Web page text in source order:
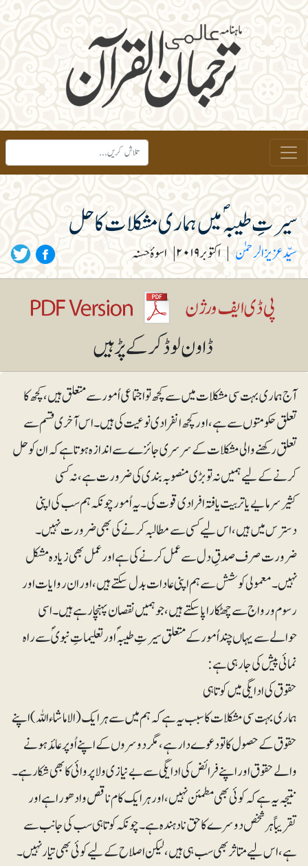
سیرتِ طیبہؐ میں ہماری مشکلات کا حل
سیّد عزیز الرحمٰن | اکتوبر ۲۰۱۹ | اسوۂ حسنہ
آج ہماری بہت سی مشکلات میں سے کچھ تو اجتماعی اُمور سے متعلق ہیں، کچھ کا
تعلق حکومتوں سے ہے، اور کچھ انفرادی نوعیت کی ہیں۔ اس آخری قسم سے
تعلق رکھنے والی مشکلات کے سرسری جائزے سے اندازہ ہوتا ہے کہ ان کو حل
کرنے کے لیے ہمیں نہ تو بڑی منصوبہ بندی کی ضرورت ہے، نہ کسی
کثیرسرمایے یا تربیت یافتہ افرادی قوت کی۔ یہ اُمور چونکہ ہم سب کی اپنی
دسترس میں ہیں، اس لیے کسی سے مطالبہ کرنے کی بھی ضرورت نہیں۔
ضرورت صرف صدقِ دل سے عمل کرنے کی ہے اور عمل بھی زیادہ مشکل
نہیں۔ معمولی کوشش سے ہم اپنی عادات بدل سکتے ہیں، اور ان روایات اور
رسوم و رواج سے چھٹکارا پاسکتے ہیں، جو ہمیں نقصان پہنچا رہے ہیں۔ اسی
حوالے سے یہاں چند اُمور کے متعلق سیرتِ طیبہؐ اور تعلیماتِ نبویؐ سے راہ
نمائی پیش کی جارہی ہے:
حقوق کی ادایگی میں کوتاہی
ہماری بہت سی مشکلات کا سبب یہ ہے کہ ہم میں سے ہر ایک (الا ماشاء اللہ) اپنے
حقوق کے حصول کا تو دعوے دار ہے، مگر دوسروں کے اپنے اُوپر عائد ہونے
والے حقوق اور اپنے فرائض کی ادایگی سے بے نیازی و لاپروائی کا بھی شکار ہے۔
نتیجہ یہ ہے کہ کوئی بھی مطمئن نہیں، اور ہر ایک کام ناقص و ادھورا ہے اور
تقریباً ہرشخص دوسرے کا حق نادہندہ ہے۔ چونکہ کوتاہی سب کی جانب سے
ہے، اس لیے متاثر بھی سب ہی ہیں، لیکن اصلاح کے لیے کوئی بھی تیار نہیں۔